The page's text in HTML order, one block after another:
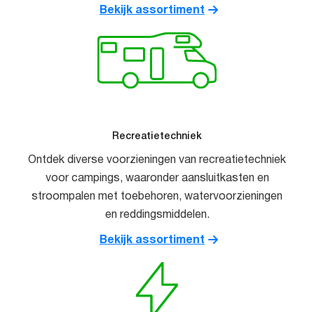
Bekijk assortiment
Recreatietechniek
Ontdek diverse voorzieningen van recreatietechniek
voor campings, waaronder aansluitkasten en
stroompalen met toebehoren, watervoorzieningen
en reddingsmiddelen.
Bekijk assortiment